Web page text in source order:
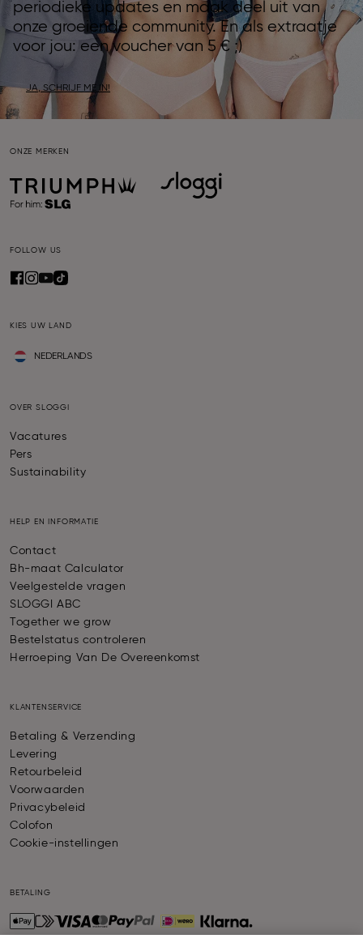
periodieke updates en maak deel uit van
onze groeiende community. En als extraatje
voor jou: een voucher van 5 € ;)
JA, SCHRIJF ME IN!
ONZE MERKEN
FOLLOW US
KIES UW LAND
NEDERLANDS
OVER SLOGGI
Vacatures
Pers
Sustainability
HELP EN INFORMATIE
Contact
Bh-maat Calculator
Veelgestelde vragen
SLOGGI ABC
Together we grow
Bestelstatus controleren
Herroeping Van De Overeenkomst
KLANTENSERVICE
Betaling & Verzending
Levering
Retourbeleid
Voorwaarden
Privacybeleid
Colofon
Cookie-instellingen
BETALING